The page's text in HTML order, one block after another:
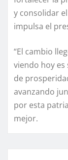
y consolidar
impulsa el
“El cambio
viendo hoy es
de
avanzando
por esta
mejor.